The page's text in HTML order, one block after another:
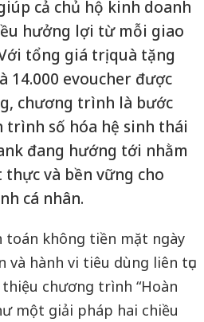
cả chủ hộ kinh doanh
hưởng lợi từ mỗi giao
tổng giá trị quà tặng
14.000 evoucher được
chương trình là bước
số hóa hệ sinh thái
đang hướng tới nhằm
và bền vững cho
cá nhân.
toán không tiền mặt ngày
hành vi tiêu dùng liên tục
chương trình “Hoàn
một giải pháp hai chiều